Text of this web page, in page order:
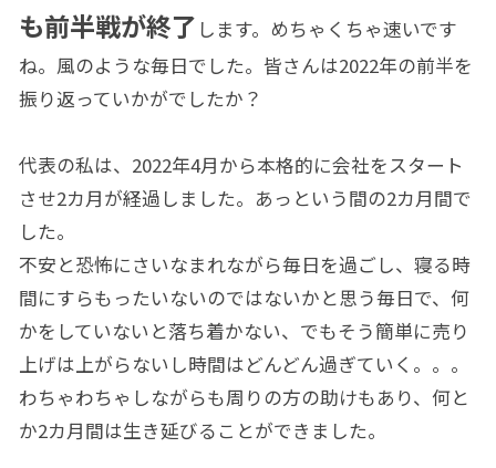
も前半戦が終了 します。めちゃくちゃ速いです
ね。風のような毎日でした。皆さんは2022年の前半を
振り返っていかがでしたか？
代表の私は、2022年4月から本格的に会社をスタート
させ2カ月が経過しました。あっという間の2カ月間で
した。
不安と恐怖にさいなまれながら毎日を過ごし、寝る時
間にすらもったいないのではないかと思う毎日で、何
かをしていないと落ち着かない、でもそう簡単に売り
上げは上がらないし時間はどんどん過ぎていく。。。
わちゃわちゃしながらも周りの方の助けもあり、何と
か2カ月間は生き延びることができました。